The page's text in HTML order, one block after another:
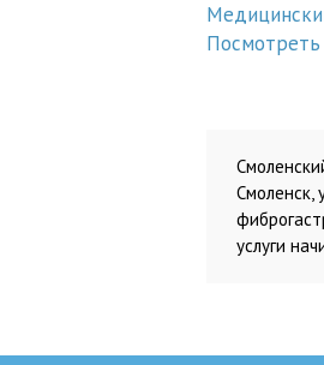
Смоленск,
услуги